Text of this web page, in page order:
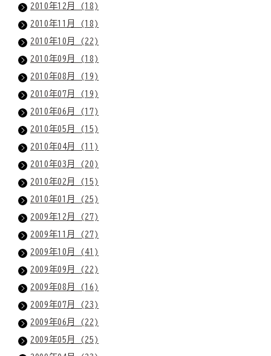
2010年12月 (18)
2010年11月 (18)
2010年10月 (22)
2010年09月 (18)
2010年08月 (19)
2010年07月 (19)
2010年06月 (17)
2010年05月 (15)
2010年04月 (11)
2010年03月 (20)
2010年02月 (15)
2010年01月 (25)
2009年12月 (27)
2009年11月 (27)
2009年10月 (41)
2009年09月 (22)
2009年08月 (16)
2009年07月 (23)
2009年06月 (22)
2009年05月 (25)